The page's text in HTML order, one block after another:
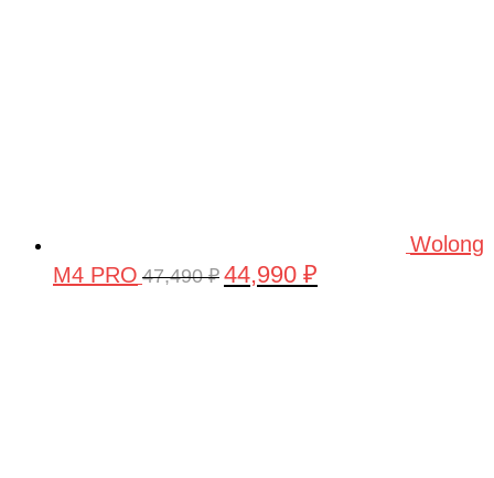
Wolong
M4 PRO 47,490₽ Первоначальная
44,990 ₽